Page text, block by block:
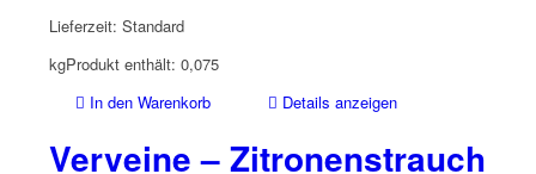
Lieferzeit: Standard
Produkt enthält: 0,075
kg
In den Warenkorb
Details anzeigen
Verveine – Zitronenstrauch